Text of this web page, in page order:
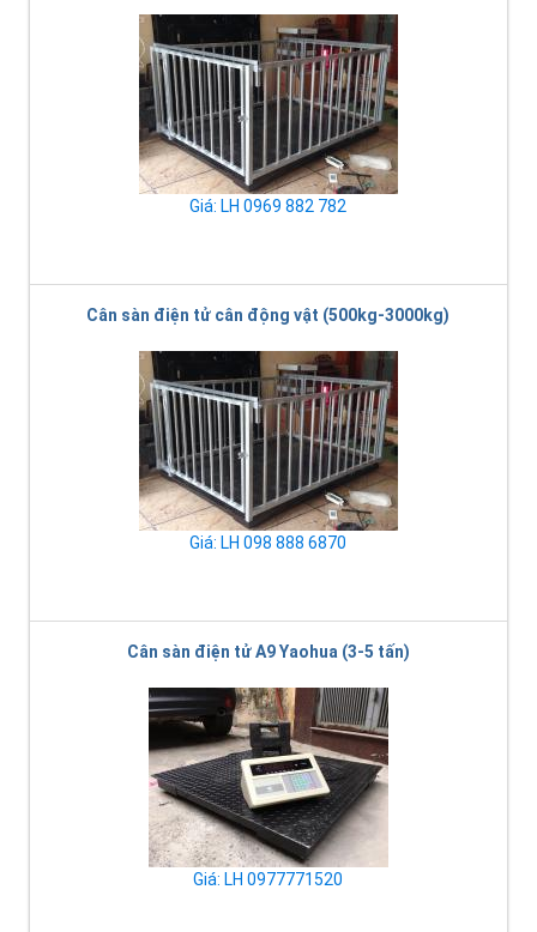
Giá: LH 0969 882 782
Cân sàn điện tử cân động vật (500kg-3000kg)
Giá: LH 098 888 6870
Cân sàn điện tử A9 Yaohua (3-5 tấn)
Giá: LH 0977771520